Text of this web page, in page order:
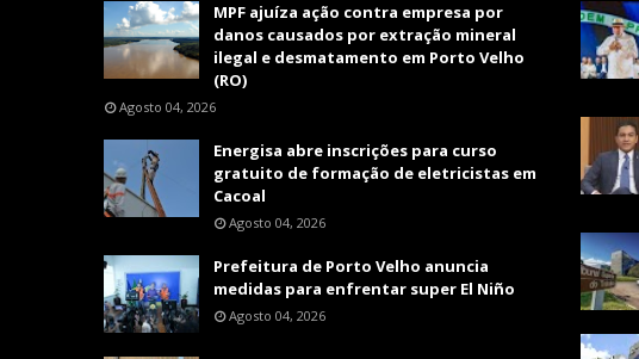
MPF ajuíza ação contra empresa por
danos causados por extração mineral
ilegal e desmatamento em Porto Velho
(RO)
Agosto 04, 2026
Energisa abre inscrições para curso
gratuito de formação de eletricistas em
Cacoal
Agosto 04, 2026
Prefeitura de Porto Velho anuncia
medidas para enfrentar super El Niño
Agosto 04, 2026